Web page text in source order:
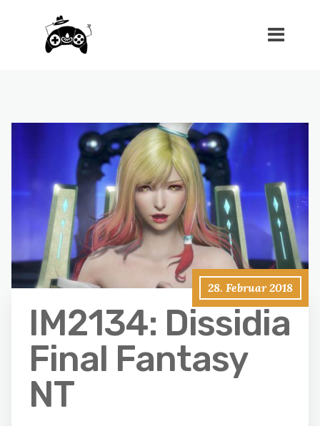
28. Februar 2018
IM2134: Dissidia
Final Fantasy
NT